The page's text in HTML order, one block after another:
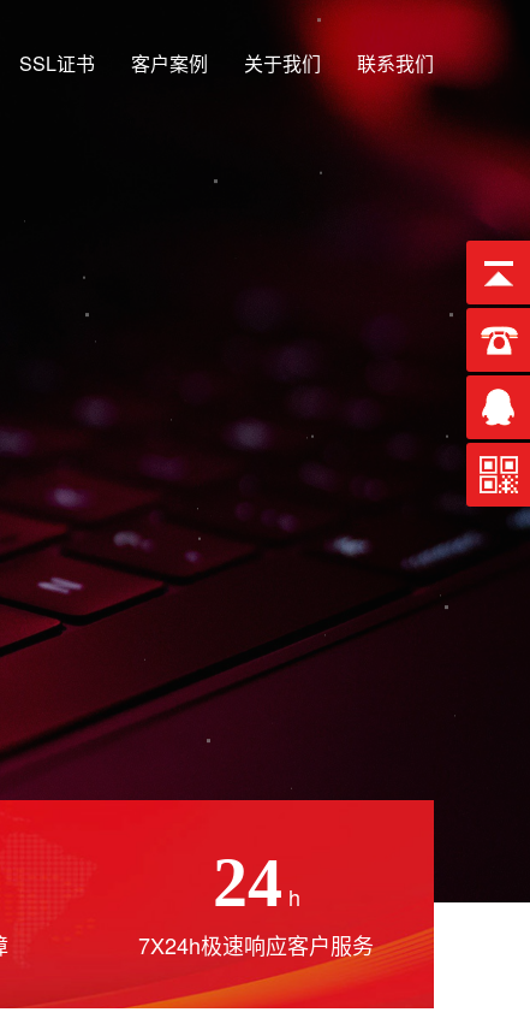
SSL证书 客户案例 关于我们 联系我们
、微信端
24 h
7X24h极速响应客户服务